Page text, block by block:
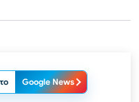
Google News